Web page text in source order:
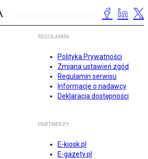
REGULAMIN
Polityka Prywatności
Zmiana ustawień zgód
Regulamin serwisu
Informacje o nadawcy
Deklaracja dostępności
PARTNERZY
E-kiosk.pl
E-gazety.pl